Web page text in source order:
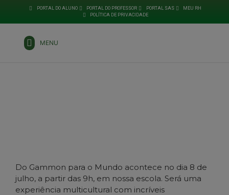
PORTAL DO ALUNO PORTAL DO PROFESSOR PORTAL SAS
MEU RH
POLÍTICA DE PRIVACIDADE
MENU
Do Gammon para o Mundo acontece no dia 8 de
julho, a partir das 9h, em nossa escola. Será uma
experiência multicultural com incríveis